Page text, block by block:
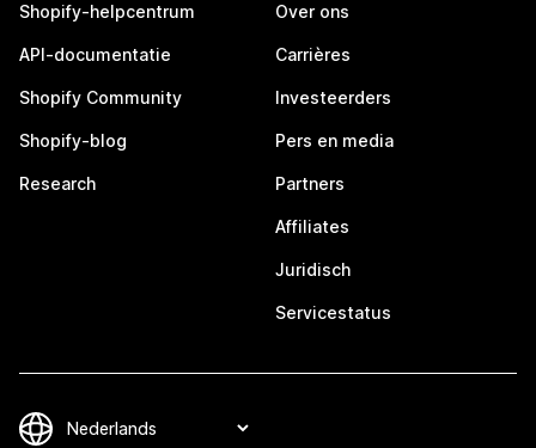
Shopify-helpcentrum
API-documentatie
Shopify Community
Shopify-blog
Research
Over ons
Carrières
Investeerders
Pers en media
Partners
Affiliates
Juridisch
Servicestatus